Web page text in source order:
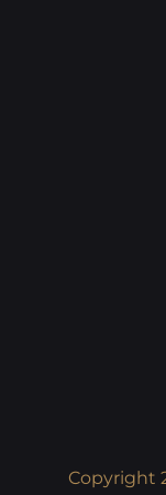
Copyright